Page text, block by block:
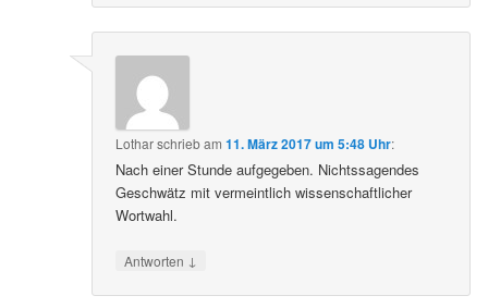
Lotharschriebam11. März 2017 um 5:48 Uhr:
Nach einer Stunde aufgegeben. Nichtssagendes
Geschwätz mit vermeintlich wissenschaftlicher
Wortwahl.
Antworten ↓